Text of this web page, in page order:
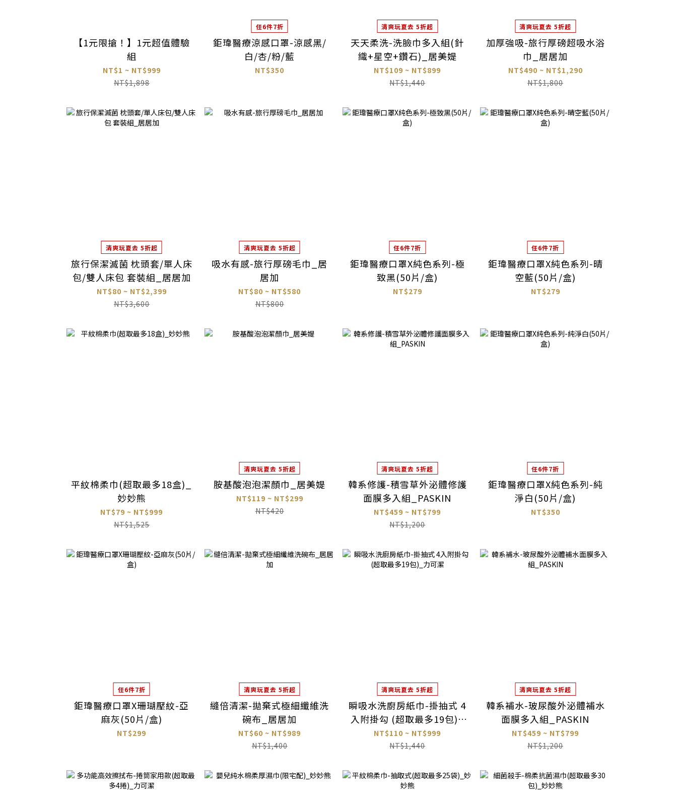
【1元限搶！】1元超值體驗
組
NT$1 ~ NT$999
NT$1,898
任6件7折
鉅瑋醫療涼感口罩-涼感黑/
白/杏/粉/藍
NT$350
清爽玩夏去 5折起
天天柔洗-洗臉巾多入組(針
織+星空+鑽石)_居美媞
NT$109 ~ NT$899
NT$1,440
清爽玩夏去 5折起
加厚強吸-旅行厚磅超吸水浴
巾_居居加
NT$490 ~ NT$1,290
NT$1,800
清爽玩夏去 5折起
旅行保潔滅菌 枕頭套/單人床
包/雙人床包 套裝組_居居加
NT$80 ~ NT$2,399
NT$3,600
清爽玩夏去 5折起
吸水有感-旅行厚磅毛巾_居
居加
NT$80 ~ NT$580
NT$800
任6件7折
鉅瑋醫療口罩X純色系列-極
致黑(50片/盒)
NT$279
任6件7折
鉅瑋醫療口罩X純色系列-晴
空藍(50片/盒)
NT$279
平紋棉柔巾(超取最多18盒)_
妙妙熊
NT$79 ~ NT$999
NT$1,525
清爽玩夏去 5折起
胺基酸泡泡潔顏巾_居美媞
NT$119 ~ NT$299
NT$420
清爽玩夏去 5折起
韓系修護-積雪草外泌體修護
面膜多入組_PASKIN
NT$459 ~ NT$799
NT$1,200
任6件7折
鉅瑋醫療口罩X純色系列-純
淨白(50片/盒)
NT$350
任6件7折
鉅瑋醫療口罩X珊瑚壓紋-亞
麻灰(50片/盒)
NT$299
清爽玩夏去 5折起
縫倍清潔-拋棄式極細纖維洗
碗布_居居加
NT$60 ~ NT$989
NT$1,400
清爽玩夏去 5折起
瞬吸水洗廚房紙巾-掛抽式 4
入附掛勾 (超取最多19包)_
力可潔
NT$110 ~ NT$999
NT$1,440
清爽玩夏去 5折起
韓系補水-玻尿酸外泌體補水
面膜多入組_PASKIN
NT$459 ~ NT$799
NT$1,200